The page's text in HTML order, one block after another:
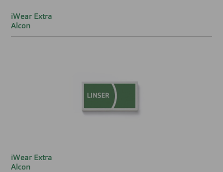
iWear Extra
Alcon
iWear Extra
Alcon